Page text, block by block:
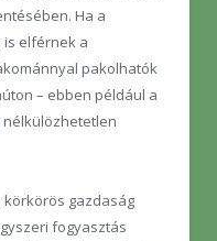
Ha a
elférnek a
pakolhatók
– ebben például a
körkörös gazdaság
fogyasztás